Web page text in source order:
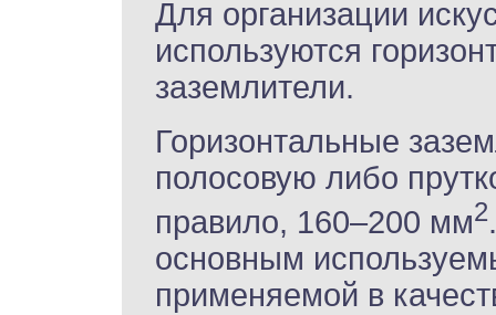
Для организации
используются
заземлители.
Горизонтальные
полосовую либо
правило, 160–200 мм2
основным
применяемой в